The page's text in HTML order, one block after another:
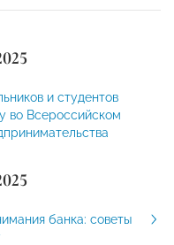
и студентов
во Всероссийском
банка: советы